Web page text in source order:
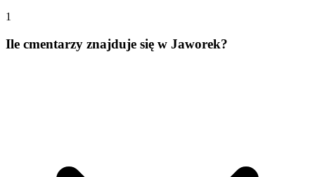
1
Ile cmentarzy znajduje się w Jaworek?